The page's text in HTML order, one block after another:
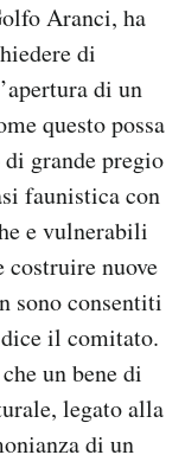
Aranci, ha
di
di un
questo possa
grande pregio
faunistica con
e vulnerabili
costruire nuove
sono consentiti
il comitato.
un bene di
legato alla
di un